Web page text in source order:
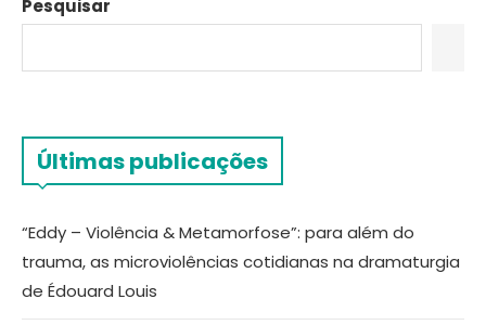
Pesquisar
Últimas publicações
“Eddy – Violência & Metamorfose”: para além do
trauma, as microviolências cotidianas na dramaturgia
de Édouard Louis